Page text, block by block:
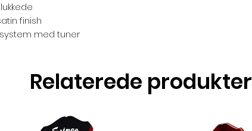
finish
med tuner
Relaterede produkter